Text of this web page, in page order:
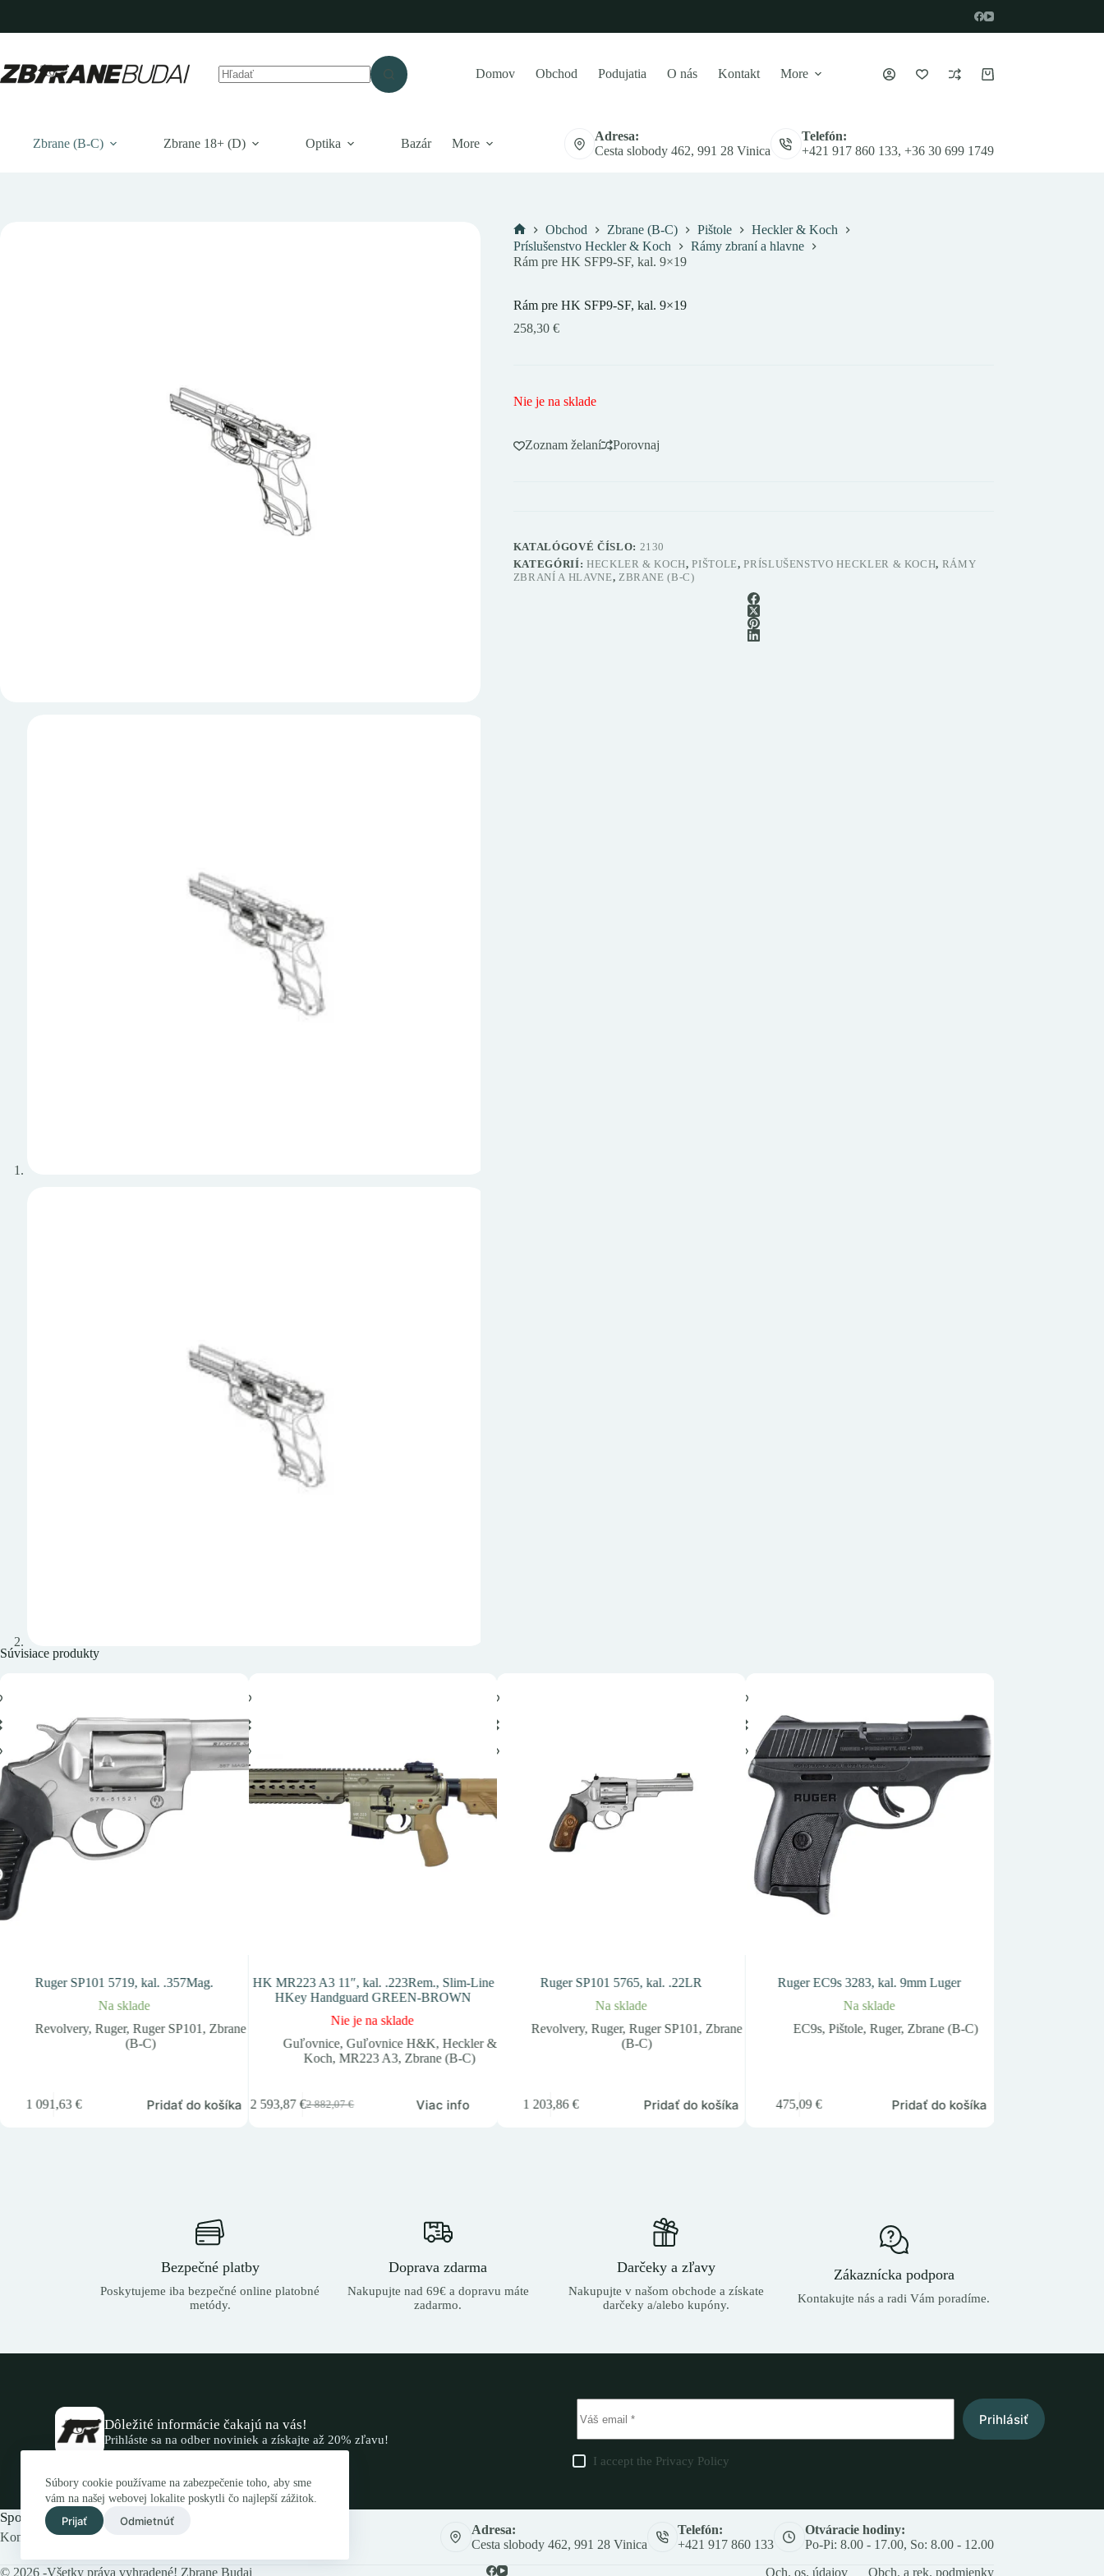
obsah
Súbory cookie používame na zabezpečenie toho, aby sme
vám na našej webovej lokalite poskytli čo najlepší zážitok.
Prijať Odmietnúť
Domov Obchod Podujatia O nás Kontakt More
Nákupný
Zbrane (B-C) Zbrane 18+ (D) Optika Bazár More
Adresa:
Cesta slobody 462, 991 28 Vinica
Telefón:
+421 917 860 133, +36 30 699 1749
Domov
Obchod Zbrane (B-C) Pištole
Heckler & Koch
Príslušenstvo Heckler & Koch
Rámy zbraní a hlavne
Rám pre HK SFP9-SF, kal. 9×19
Rám pre HK SFP9-SF, kal. 9×19
258,30 €
Nie je na sklade
Zoznam želaní Porovnaj
KATALÓGOVÉ ČÍSLO: 2130
KATEGÓRIÍ: HECKLER & KOCH,PIŠTOLE,PRÍSLUŠENSTVO HECKLER & KOCH, RÁMY
ZBRANÍ A HLAVNE, ZBRANE (B-C)
Súvisiace produkty
Ruger SP101 5719, kal. .357Mag.
Na sklade
Revolvery, Ruger, Ruger SP101, Zbrane
(B-C)
1 091,63€ Pridať do košíka
HK MR223 A3 11″, kal. .223Rem., Slim-Line
HKey Handguard GREEN-BROWN
Nie je na sklade
Guľovnice, Guľovnice H&K, Heckler &
Koch, MR223 A3, Zbrane (B-C)
2 882,07€
Pôvodná
2 593,87€
Aktuálna
Viac info
Ruger SP101 5765, kal. .22LR
Na sklade
Revolvery,Ruger,Ruger SP101, Zbrane
(B-C)
1 203,86€ Pridať do košíka
Ruger EC9s 3283, kal. 9mm Luger
Na sklade
EC9s, Pištole, Ruger, Zbrane (B-C)
475,09€ Pridať do košíka
Bezpečné platby
Poskytujeme iba bezpečné online platobné
metódy.
Doprava zdarma
Nakupujte nad 69€ a dopravu máte
zadarmo.
Darčeky a zľavy
Nakupujte v našom obchode a získate
darčeky a/alebo kupóny.
Zákaznícka podpora
Kontakujte nás a radi Vám poradíme.
Dôležité informácie čakajú na vás!
Prihláste sa na odber noviniek a získajte až 20% zľavu!
Prihlásiť
I accept the Privacy Policy
Spojte sa s nami.
Kontaktujte nás elektronicky alebo navštívte náš obchod.
Adresa:
Cesta slobody 462, 991 28 Vinica
Telefón:
+421 917 860 133
Otváracie hodiny:
Po-Pi: 8.00 - 17.00, So: 8.00 - 12.00
© 2026 -Všetky práva vyhradené! Zbrane Budai Och. os. údajov Obch. a rek. podmienky